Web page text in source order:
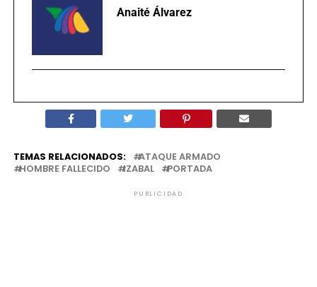
Anaité Álvarez
TEMAS RELACIONADOS:
ATAQUE ARMADO
HOMBRE FALLECIDO
IZABAL PORTADA
PUBLICIDAD